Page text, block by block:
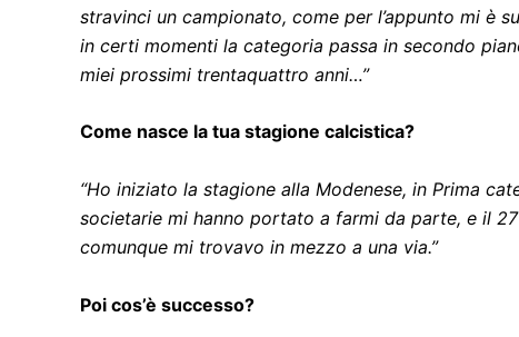
stravinci un campionato, come per l’appunto mi è
in certi momenti la categoria passa in secondo
miei prossimi trentaquattro anni…”
Come nasce la tua stagione calcistica?
“Ho iniziato la stagione alla Modenese, in Prima
societarie mi hanno portato a farmi da parte, e il
comunque mi trovavo in mezzo a una via.”
Poi cos’è successo?